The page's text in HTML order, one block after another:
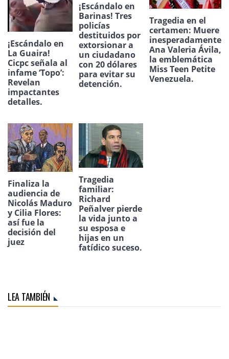
¡Escándalo en
La Guaira!
Cicpc señala al
infame ‘Topo’:
Revelan
impactantes
detalles.
¡Escándalo en
Barinas! Tres
policías
destituidos por
extorsionar a
un ciudadano
con 20 dólares
para evitar su
detención.
Tragedia en el
certamen: Muere
inesperadamente
Ana Valeria Ávila,
la emblemática
Miss Teen Petite
Venezuela.
Finaliza la
audiencia de
Nicolás Maduro
y Cilia Flores:
así fue la
decisión del
juez
Tragedia
familiar:
Richard
Peñalver pierde
la vida junto a
su esposa e
hijas en un
fatídico suceso.
LEA TAMBIÉN